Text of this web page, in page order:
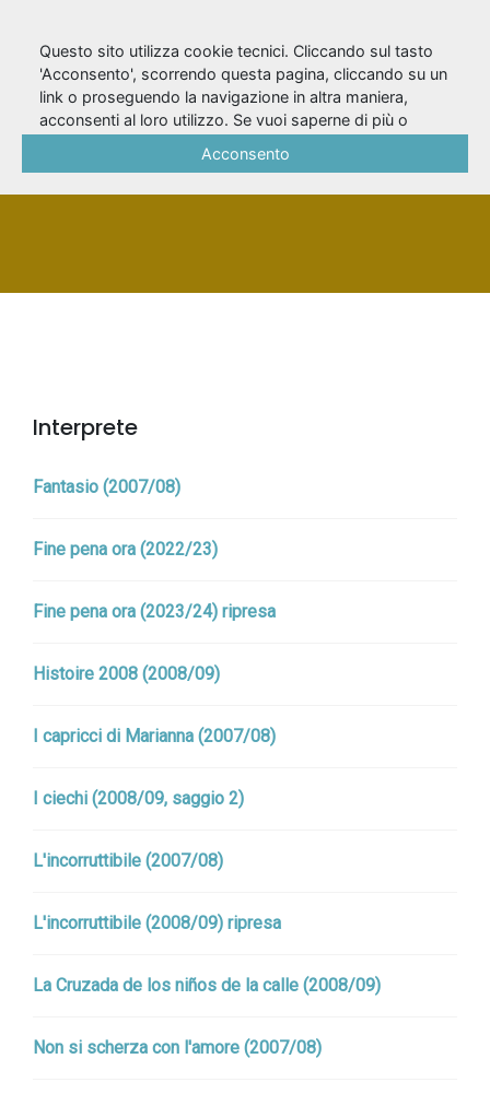
Nitti, Giuseppe
PERSONA
Interprete
Fantasio (2007/08)
Fine pena ora (2022/23)
Fine pena ora (2023/24) ripresa
Histoire 2008 (2008/09)
I capricci di Marianna (2007/08)
I ciechi (2008/09, saggio 2)
L'incorruttibile (2007/08)
L'incorruttibile (2008/09) ripresa
La Cruzada de los niños de la calle (2008/09)
Non si scherza con l'amore (2007/08)
Questo sito utilizza cookie tecnici. Cliccando sul tasto
'Acconsento', scorrendo questa pagina, cliccando su un
link o proseguendo la navigazione in altra maniera,
acconsenti al loro utilizzo. Se vuoi saperne di più o
Acconsento